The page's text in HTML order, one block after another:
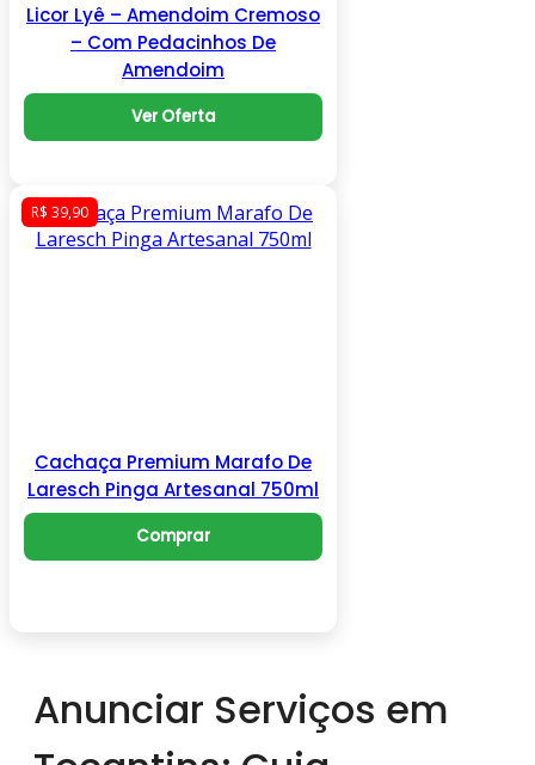
Licor Lyê – Amendoim Cremoso
– Com Pedacinhos De
Amendoim
Ver Oferta
R$ 39,90
Cachaça Premium Marafo De
Laresch Pinga Artesanal 750ml
Comprar
Anunciar Serviços em